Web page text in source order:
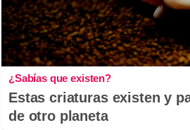
¿Sabías que existen?
Estas criaturas existen y
de otro planeta